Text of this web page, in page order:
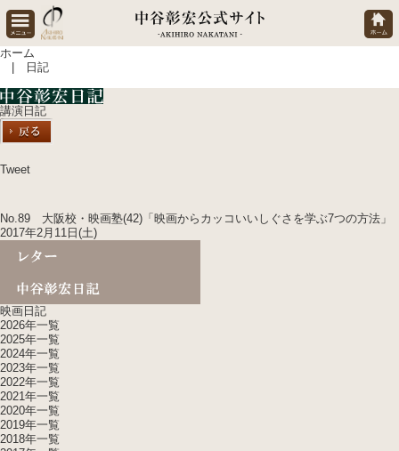
ホーム
| 日記
講演日記
Tweet
No.89 大阪校・映画塾(42)「映画からカッコいいしぐさを学ぶ7つの方法」
2017年2月11日(土)
映画日記
2026年一覧
2025年一覧
2024年一覧
2023年一覧
2022年一覧
2021年一覧
2020年一覧
2019年一覧
2018年一覧